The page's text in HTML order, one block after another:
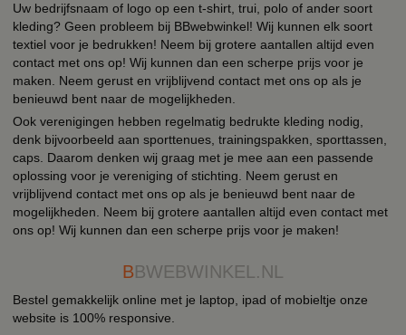
Uw bedrijfsnaam of logo op een t-shirt, trui, polo of ander soort
kleding? Geen probleem bij BBwebwinkel! Wij kunnen elk soort
textiel voor je bedrukken! Neem bij grotere aantallen altijd even
contact met ons op! Wij kunnen dan een scherpe prijs voor je
maken. Neem gerust en vrijblijvend contact met ons op als je
benieuwd bent naar de mogelijkheden.
Ook verenigingen hebben regelmatig bedrukte kleding nodig,
denk bijvoorbeeld aan sporttenues, trainingspakken, sporttassen,
caps. Daarom denken wij graag met je mee aan een passende
oplossing voor je vereniging of stichting. Neem gerust en
vrijblijvend contact met ons op als je benieuwd bent naar de
mogelijkheden. Neem bij grotere aantallen altijd even contact met
ons op! Wij kunnen dan een scherpe prijs voor je maken!
BBWEBWINKEL.NL
Bestel gemakkelijk online met je laptop, ipad of mobieltje onze
website is 100% responsive.